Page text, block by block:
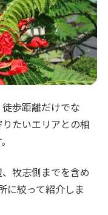
歩距離だけでな
たいエリアとの相
牧志側までを含め
に絞って紹介しま